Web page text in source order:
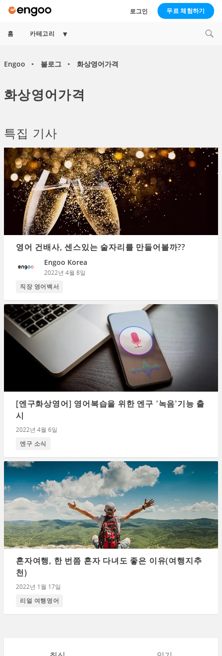
로그인 무료 체험하기
홈 카테고리
Engoo ► 블로그 ► 화상영어가격
화상영어가격
특집 기사
영어 건배사, 센스있는 술자리를 만들어볼까??
Engoo Korea
2022년 4월 8일
직장 영어백서
[엔구화상영어] 영어복습을 위한 엔구 '녹음'기능 출
시
2022년 4월 6일
엔구 소식
혼자여행, 한 번쯤 혼자 다녀도 좋은 이유(여행지추
천)
2022년 1월 17일
리얼 여행영어